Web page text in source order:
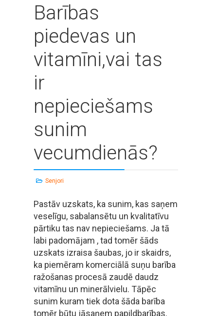
Barības
piedevas un
vitamīni,vai tas
ir
nepieciešams
sunim
vecumdienās?
Senjori
Pastāv uzskats, ka sunim, kas saņem
veselīgu, sabalansētu un kvalitatīvu
pārtiku tas nav nepieciešams. Ja tā
labi padomājam , tad tomēr šāds
uzskats izraisa šaubas, jo ir skaidrs,
ka piemēram komerciālā suņu barība
ražošanas procesā zaudē daudz
vitamīnu un minerālvielu. Tāpēc
sunim kuram tiek dota šāda barība
tomēr būtu jāsaņem papildbarības.